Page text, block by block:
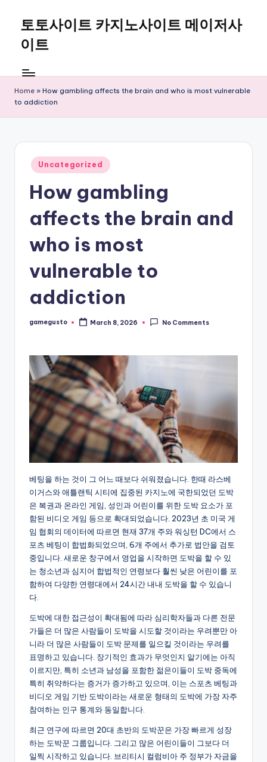
content
토토사이트 카지노사이트 메이저사
이트
Home » How gambling affects the brain and who is most vulnerable
to addiction
Posted
in
Uncategorized
How gambling
affects the brain and
who is most
vulnerable to
addiction
Posted
gamegusto March 8, 2026 No Comments
베팅을 하는 것이 그 어느 때보다 쉬워졌습니다. 한때 라스베
이거스와 애틀랜틱 시티에 집중된 카지노에 국한되었던 도박
은 복권과 온라인 게임, 성인과 어린이를 위한 도박 요소가 포
함된 비디오 게임 등으로 확대되었습니다. 2023년 초 미국 게
임 협회의 데이터에 따르면 현재 37개 주와 워싱턴 DC에서 스
포츠 베팅이 합법화되었으며, 6개 주에서 추가로 법안을 검토
중입니다. 새로운 창구에서 영업을 시작하면 도박을 할 수 있
는 청소년과 심지어 합법적인 연령보다 훨씬 낮은 어린이를 포
함하여 다양한 연령대에서 24시간 내내 도박을 할 수 있습니
다.
도박에 대한 접근성이 확대됨에 따라 심리학자들과 다른 전문
가들은 더 많은 사람들이 도박을 시도할 것이라는 우려뿐만 아
니라 더 많은 사람들이 도박 문제를 일으킬 것이라는 우려를
표명하고 있습니다. 장기적인 효과가 무엇인지 알기에는 아직
이르지만, 특히 소년과 남성을 포함한 젊은이들이 도박 중독에
특히 취약하다는 증거가 증가하고 있으며, 이는 스포츠 베팅과
비디오 게임 기반 도박이라는 새로운 형태의 도박에 가장 자주
참여하는 인구 통계와 동일합니다.
최근 연구에 따르면 20대 초반의 도박꾼은 가장 빠르게 성장
하는 도박꾼 그룹입니다. 그리고 많은 어린이들이 그보다 더
일찍 시작하고 있습니다. 브리티시 컬럼비아 주 정부가 자금을